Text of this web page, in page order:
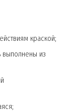
краской;
выполнены из